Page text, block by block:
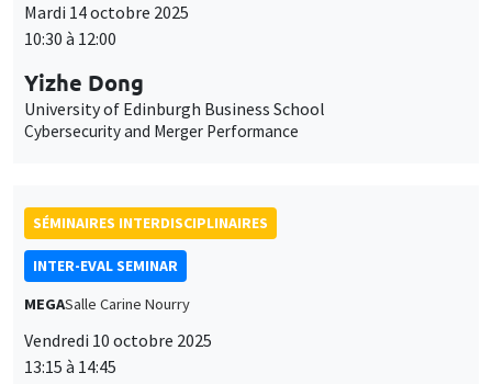
Mardi 14 octobre 2025
10:30 à 12:00
Yizhe Dong
University of Edinburgh Business School
Cybersecurity and Merger Performance
SÉMINAIRES INTERDISCIPLINAIRES
INTER-EVAL SEMINAR
MEGASalle Carine Nourry
Vendredi 10 octobre 2025
13:15 à 14:45